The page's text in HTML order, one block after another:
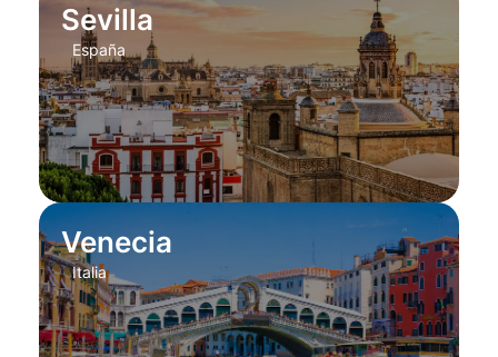
Sevilla
España
Venecia
Italia